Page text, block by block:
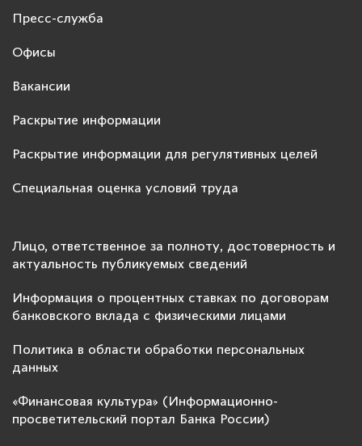
Пресс-служба
Офисы
Вакансии
Раскрытие информации
Раскрытие информации для регулятивных целей
Специальная оценка условий труда
Лицо, ответственное за полноту, достоверность и
актуальность публикуемых сведений
Информация о процентных ставках по договорам
банковского вклада с физическими лицами
Политика в области обработки персональных
данных
«Финансовая культура» (Информационно-
просветительский портал Банка России)